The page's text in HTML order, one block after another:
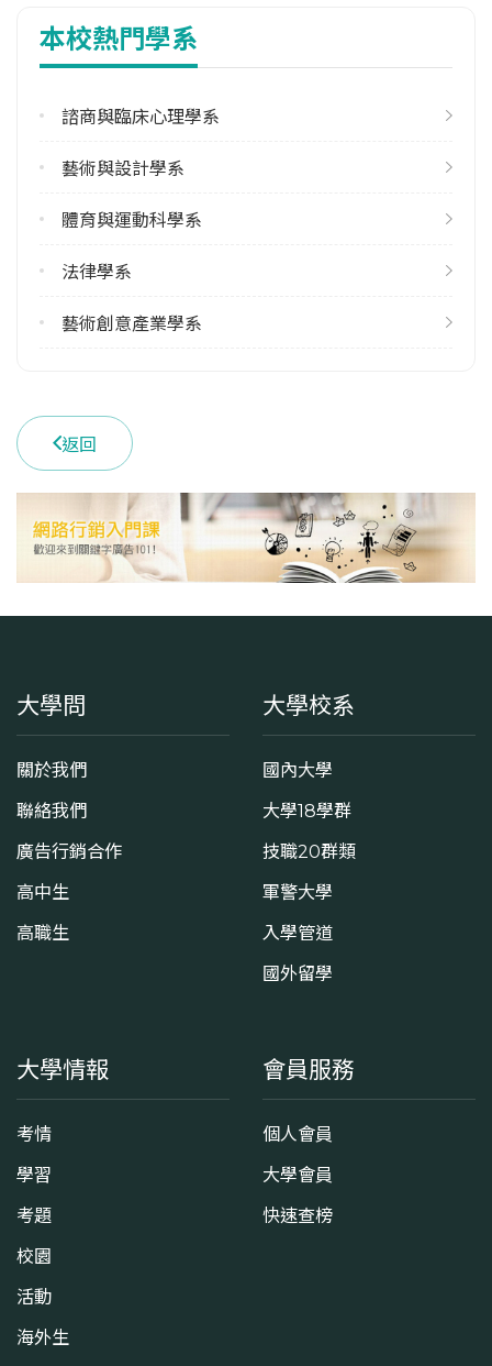
113學年度下學期
60
雙主修人數
16
113學年度下學期
(03)8906023
本校熱門學系
諮商與臨床心理學系
藝術與設計學系
體育與運動科學系
法律學系
藝術創意產業學系
返回
大學問
關於我們
聯絡我們
廣告行銷合作
高中生
高職生
大學校系
國內大學
大學18學群
技職20群類
軍警大學
入學管道
國外留學
大學情報
考情
學習
考題
校園
活動
海外生
會員服務
個人會員
大學會員
快速查榜